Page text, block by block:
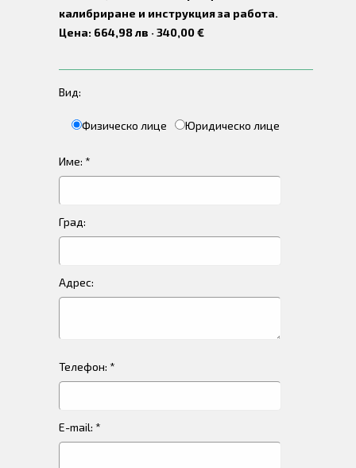
калибриране и инструкция за работа.
Цена: 664,98 лв · 340,00 €
Вид:
Физическо лице Юридическо лице
Име: *
Град:
Адрес:
Телефон: *
E-mail: *